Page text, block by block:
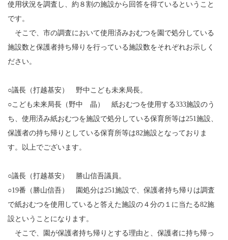
使用状況を調査し、約８割の施設から回答を得ているということ
です。
そこで、市の調査において使用済みおむつを園で処分している
施設数と保護者持ち帰りを行っている施設数をそれぞれお示しく
ださい。
○議長（打越基安） 野中こども未来局長。
○こども未来局長（野中 晶） 紙おむつを使用する333施設のう
ち、使用済み紙おむつを施設で処分している保育所等は251施設、
保護者の持ち帰りとしている保育所等は82施設となっておりま
す。以上でございます。
○議長（打越基安） 勝山信吾議員。
○19番（勝山信吾） 園処分は251施設で、保護者持ち帰りは調査
で紙おむつを使用していると答えた施設の４分の１に当たる82施
設ということになります。
そこで、園が保護者持ち帰りとする理由と、保護者に持ち帰っ